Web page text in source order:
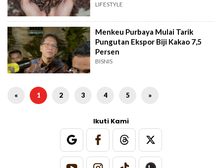
LIFESTYLE
Menkeu Purbaya Mulai Tarik
Pungutan Ekspor Biji Kakao 7,5
Persen
BISNIS
« 1 2 3 4 5 »
Ikuti Kami